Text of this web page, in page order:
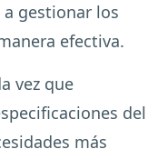
gestionar los
efectiva.
vez que
del
más